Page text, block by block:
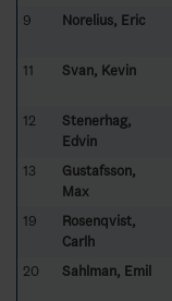
9 Norelius, Eric
11 Svan, Kevin
12
Stenerhag,
Edvin
13
Gustafsson,
Max
19
Rosenqvist,
Carlh
20 Sahlman, Emil